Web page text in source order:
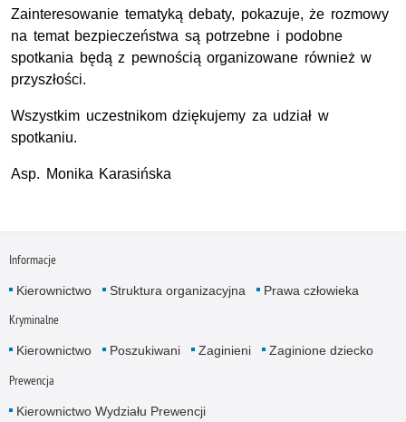
Zainteresowanie tematyką debaty, pokazuje, że rozmowy
na temat bezpieczeństwa są potrzebne i podobne
spotkania będą z pewnością organizowane również w
przyszłości.
Wszystkim uczestnikom dziękujemy za udział w
spotkaniu.
Asp. Monika Karasińska
Informacje
Kierownictwo Struktura organizacyjna Prawa człowieka
Kryminalne
Kierownictwo Poszukiwani Zaginieni Zaginione dziecko
Prewencja
Kierownictwo Wydziału Prewencji